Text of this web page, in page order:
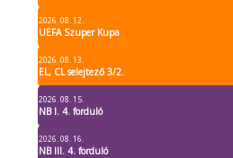
2026. 08. 12.
UEFA Szuper Kupa
2026. 08. 13.
EL, CL selejtező 3/2.
2026. 08. 15.
NB I. 4. forduló
2026. 08. 16.
NB III. 4. forduló